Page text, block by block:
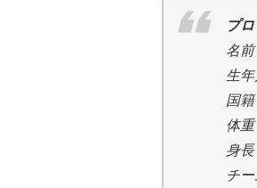
プ
名前
生
国
体
身
チ